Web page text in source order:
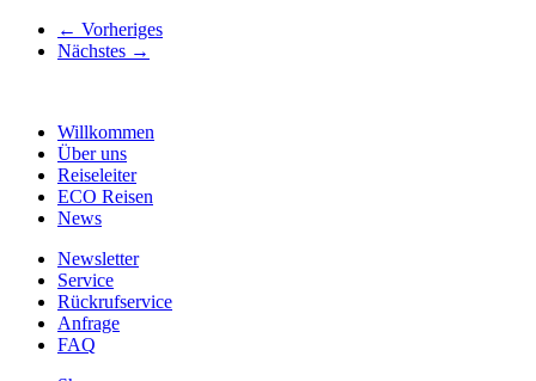
← Vorheriges
Nächstes →
Willkommen
Über uns
Reiseleiter
ECO Reisen
News
Newsletter
Service
Rückrufservice
Anfrage
FAQ